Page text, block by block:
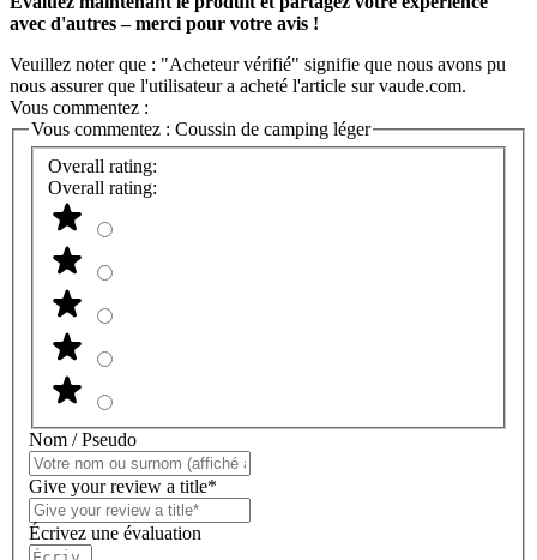
avec d'autres – merci pour votre avis !
Veuillez noter que : "Acheteur vérifié" signifie que nous avons pu
nous assurer que l'utilisateur a acheté l'article sur vaude.com.
Vous commentez :
Vous commentez : Coussin de camping léger
Overall rating:
Overall rating:
Nom / Pseudo
Give your review a title*
Écrivez une évaluation